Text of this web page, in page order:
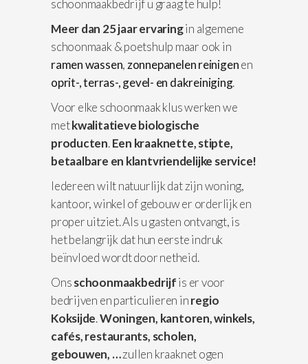
schoonmaakbedrijf u graag te hulp!
Meer dan 25 jaar ervaringin algemene
schoonmaak & poetshulp maar ook in
ramen wassen, zonnepanelen reinigenen
oprit-, terras-, gevel- en dakreiniging.
Voor elke schoonmaak klus werken we
metkwalitatieve biologische
producten.Een kraaknette, stipte,
betaalbare en klantvriendelijke service!
Iedereen wilt natuurlijk dat zijn woning,
kantoor, winkel of gebouw er orderlijk en
proper uitziet. Als u gasten ontvangt, is
het belangrijk dat hun eerste indruk
beïnvloed wordt door netheid.
Onsschoonmaakbedrijfis er voor
bedrijven en particulieren inregio
Koksijde.Woningen, kantoren, winkels,
cafés, restaurants, scholen,
gebouwen, …zullen kraaknet ogen